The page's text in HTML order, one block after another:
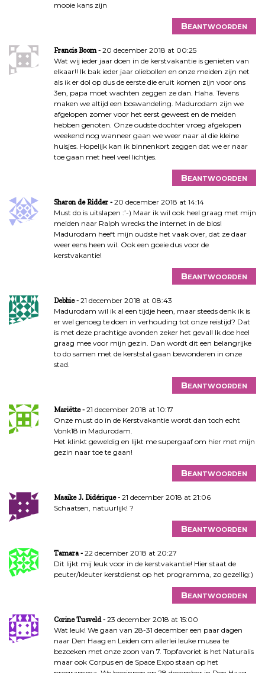
mooie kans zijn
Beantwoorden
Francis Boom
20 december 2018 at 00:25
Wat wij ieder jaar doen in de kerstvakantie is genieten van
elkaar!! Ik bak ieder jaar oliebollen en onze meiden zijn net
als ik er dol op dus de eerste die eruit komen zijn voor ons
3en, papa moet wachten zeggen ze dan. Haha. Tevens
maken we altijd een boswandeling. Madurodam zijn we
afgelopen zomer voor het eerst geweest en de meiden
hebben genoten. Onze oudste dochter vroeg afgelopen
weekend nog wanneer gaan we weer naar al die kleine
huisjes. Hopelijk kan ik binnenkort zeggen dat we er naar
toe gaan met heel veel lichtjes.
Beantwoorden
Sharon de Ridder
20 december 2018 at 14:14
Must do is uitslapen :’-) Maar ik wil ook heel graag met mijn
meiden naar Ralph wrecks the internet in de bios!
Madurodam heeft mijn oudste het vaak over, dat ze daar
weer eens heen wil. Ook een goeie dus voor de
kerstvakantie!
Beantwoorden
Debbie
21 december 2018 at 08:43
Madurodam wil ik al een tijdje heen, maar steeds denk ik is
er wel genoeg te doen in verhouding tot onze reistijd? Dat
is met deze prachtige avonden zeker het geval! Ik doe heel
graag mee voor mijn gezin. Dan wordt dit een belangrijke
to do samen met de kerststal gaan bewonderen in onze
stad.
Beantwoorden
Mariëtte
21 december 2018 at 10:17
Onze must do in de Kerstvakantie wordt dan toch echt
Vonk18 in Madurodam.
Het klinkt geweldig en lijkt me supergaaf om hier met mijn
gezin naar toe te gaan!
Beantwoorden
Maaike J. Didérique
21 december 2018 at 21:06
Schaatsen, natuurlijk! ?
Beantwoorden
Tamara
22 december 2018 at 20:27
Dit lijkt mij leuk voor in de kerstvakantie! Hier staat de
peuter/kleuter kerstdienst op het programma, zo gezellig:)
Beantwoorden
Corine Tusveld
23 december 2018 at 15:00
Wat leuk! We gaan van 28-31 december een paar dagen
naar Den Haag en Leiden om allerlei leuke musea te
bezoeken met onze zoon van 7. Topfavoriet is het Naturalis
maar ook Corpus en de Space Expo staan op het